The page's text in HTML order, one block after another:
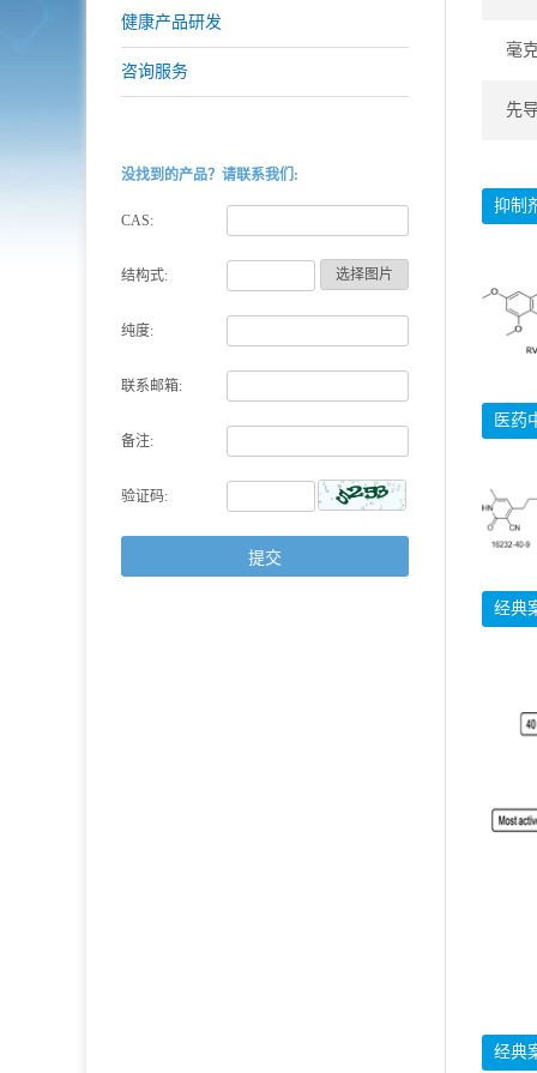
健康产品研发
咨询服务
没找到的产品？请联系我们:
CAS:
结构式: 选择图片
纯度:
联系邮箱:
备注:
验证码:
毫
先
抑制
医药
经典
经典